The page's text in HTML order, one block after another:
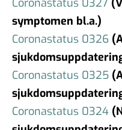
symptomen bl.a.)
Coronastatus 0326
Coronastatus 0325
Coronastatus 0324